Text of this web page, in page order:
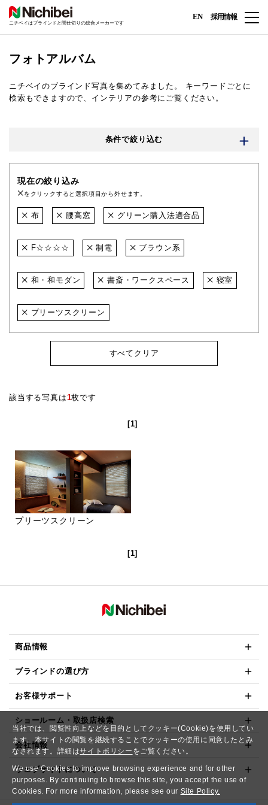
当社では、閲覧性向上などを目的としてクッキー(Cookie)を使用してい
ます。本サイトの閲覧を継続することでクッキーの使用に同意したとみ
なされます。詳細はサイトポリシー をご覧ください。
We use Cookies to improve browsing experience and for other
purposes. By continuing to browse this site, you accept the use of
Cookies. For more information, please see our Site Policy.
ニチベイはブラインドと間仕切りの総合メーカーです
EN 採用情報
フォトアルバム
ニチベイのブラインド写真を集めてみました。
キーワードごとに
検索もできますので、インテリアの参考にご覧ください。
条件で絞り込む
現在の絞り込み
をクリックすると選択項目から外せます。
布 腰高窓 グリーン購入法適合品
F☆☆☆☆ 制電 ブラウン系
和・和モダン 書斎・ワークスペース 寝室
プリーツスクリーン
すべてクリア
該当する写真は1枚です
[1]
プリーツスクリーン
[1]
商品情報
ブラインドの選び方
お客様サポート
ショールーム・取扱店検索
会社情報
ウェブサイトについて